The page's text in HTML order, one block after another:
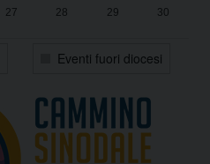
27 28 29 30
Eventi fuori diocesi